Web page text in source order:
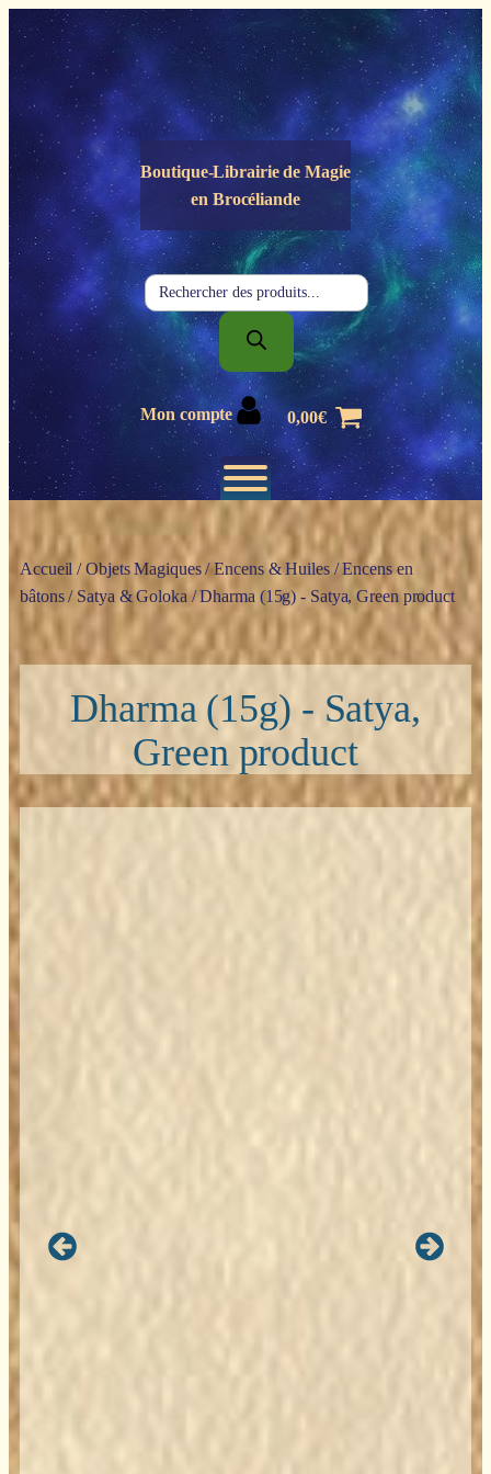
Panneau de gestion des cookies
Boutique-Librairie deMagie
en Brocéliande
Recherche
de
produits
Mon compte 0,00€
Accueil /Objets Magiques/Encens & Huiles/Encens en
bâtons/ Satya & Goloka/ Dharma (15g) - Satya, Green product
Dharma (15g) - Satya,
Green product